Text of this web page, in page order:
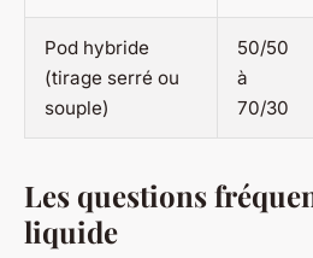
Pod hybride
(tirage serré ou
souple)
50/50
à
70/30
Les questions
liquide